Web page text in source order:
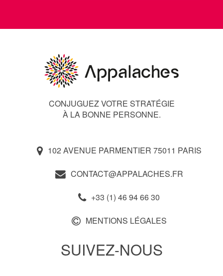
CONJUGUEZ VOTRE STRATÉGIE
À LA BONNE PERSONNE.
102 AVENUE PARMENTIER 75011 PARIS
CONTACT@APPALACHES.FR
+33 (1) 46 94 66 30
MENTIONS LÉGALES
SUIVEZ-NOUS